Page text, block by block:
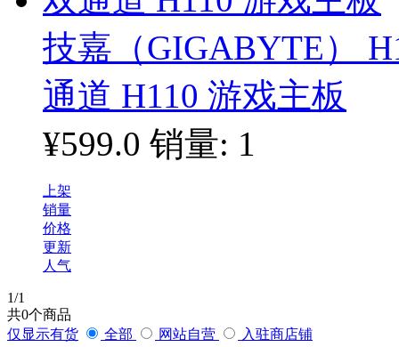
技嘉（GIGABYTE）
通道 H110 游戏主板
¥599.0 销量: 1
上架
销量
价格
更新
人气
1/1
共0个商品
仅显示有货
全部 网站自营 入驻商店铺